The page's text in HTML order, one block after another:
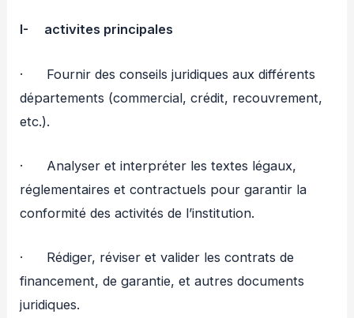
I- activites principales
· Fournir des conseils juridiques aux différents
départements (commercial, crédit, recouvrement,
etc.).
· Analyser et interpréter les textes légaux,
réglementaires et contractuels pour garantir la
conformité des activités de l’institution.
· Rédiger, réviser et valider les contrats de
financement, de garantie, et autres documents
juridiques.